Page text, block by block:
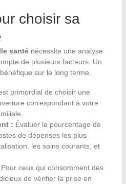
choisir sa
santénécessite une analyse
de plusieurs facteurs. Un
sur le long terme.
primordial de choisir une
correspondant à votre
: Évaluer le pourcentage de
de dépenses les plus
les soins courants, et
Pour ceux qui consomment des
de vérifier la prise en